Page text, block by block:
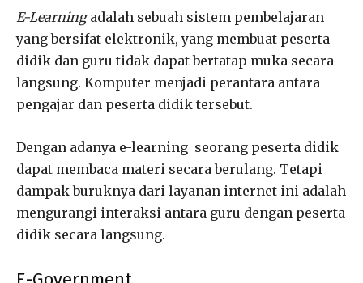
E-Learningadalah sebuah sistem pembelajaran
yang bersifat elektronik, yang membuat peserta
didik dan guru tidak dapat bertatap muka secara
langsung. Komputer menjadi perantara antara
pengajar dan peserta didik tersebut.
Dengan adanya e-learning seorang peserta didik
dapat membaca materi secara berulang. Tetapi
dampak buruknya dari layanan internet ini adalah
mengurangi interaksi antara guru dengan peserta
didik secara langsung.